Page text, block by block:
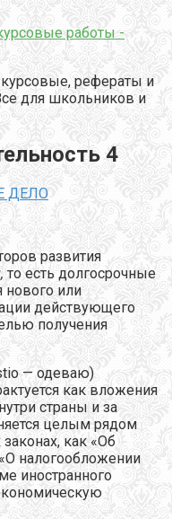
работы -
рефераты и
для школьников и
4
ДЕЛО
развития
то есть долгосрочные
нового или
действующего
получения
— одеваю)
как вложения
страны и за
целым рядом
как «Об
налогообложении
иностранного